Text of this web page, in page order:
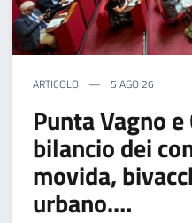
ARTICOLO 5 AGO 26
Punta Vagno
bilancio dei
movida,
urbano.…